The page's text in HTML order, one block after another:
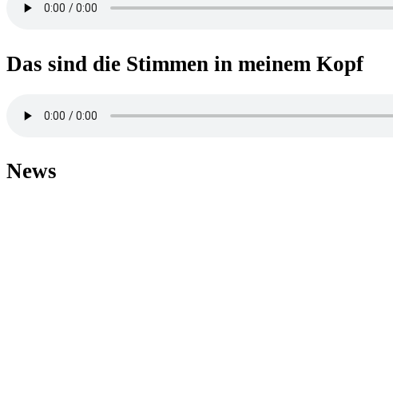
Das sind die Stimmen in meinem Kopf
News